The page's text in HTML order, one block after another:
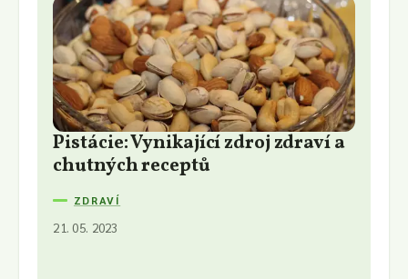
Pistácie: Vynikající zdroj zdraví a
chutných receptů
ZDRAVÍ
21. 05. 2023